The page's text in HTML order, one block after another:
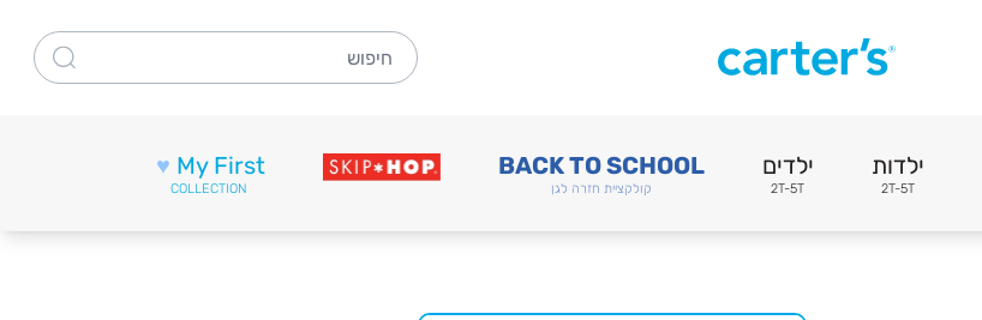
חיפוש
ילדות
2T-5T
ילדים
2T-5T
BACK TO SCHOOL
קולקציית חזרה לגן
My First
♥
COLLECTION